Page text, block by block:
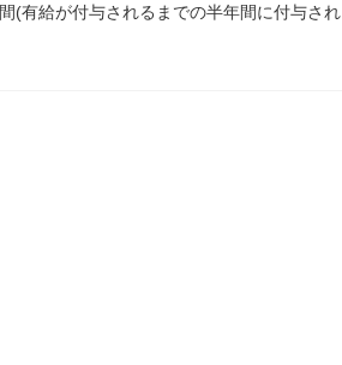
(有給が付与されるまでの半年間に付与され